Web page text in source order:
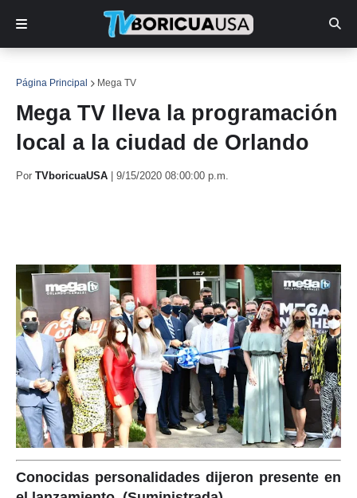
Página Principal Mega TV
Mega TV lleva la programación
local a la ciudad de Orlando
Por TVboricuaUSA 9/15/2020 08:00:00 p.m.
Conocidas personalidades dijeron presente en